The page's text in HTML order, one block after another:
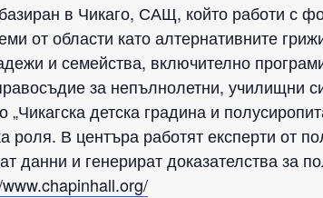
в Чикаго, САЩ, който работи с
от области като алтернативните
и семейства, включително
за непълнолетни, училищни
детска градина и
В центъра работят експерти от
данни и генерират доказателства за